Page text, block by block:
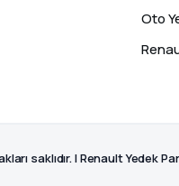
Oto
saklıdır. | Renault Yedek